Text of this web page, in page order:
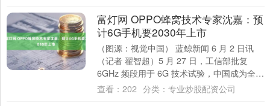
富灯网 OPPO蜂窝技术专家沈嘉：预
计6G手机要2030年上市
（图源：视觉中国） 蓝鲸新闻 6 月 2 日讯
（记者 翟智超）5 月 27 日，工信部批复
6GHz 频段用于 6G 技术试验，中国成为全球
首个获批该频段的国家....
查看： 202 分类： 专业炒股配资公司